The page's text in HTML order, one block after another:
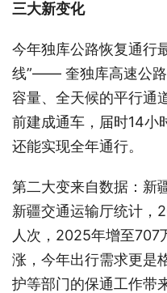
三大新变化
今年独库公路恢复通行
线”—— 奎独库高速公
容量、全天候的平行通
前建成通车，届时14小
还能实现全年通行。
第二大变来自数据：新
新疆交通运输厅统计，
人次，2025年增至707
涨，今年出行需求更是
护等部门的保通工作带